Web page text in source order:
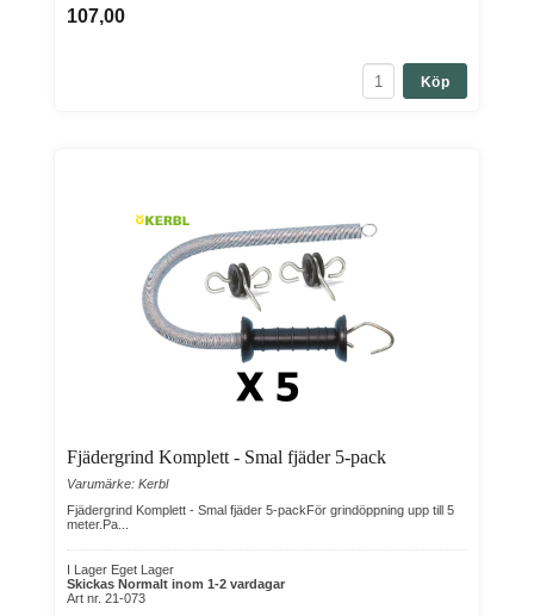
107,00
Köp
Fjädergrind Komplett - Smal fjäder 5-pack
Varumärke: Kerbl
Fjädergrind Komplett - Smal fjäder 5-packFör grindöppning upp till 5
meter.Pa...
I Lager Eget Lager
Skickas Normalt inom 1-2 vardagar
Art nr. 21-073